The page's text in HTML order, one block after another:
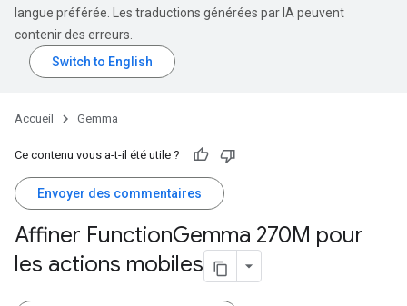
langue préférée. Les traductions générées par IA peuvent
contenir des erreurs.
Accueil Gemma
Ce contenu vous a-t-il été utile ?
Envoyer des commentaires
Affiner FunctionGemma 270M pour
les actions mobiles